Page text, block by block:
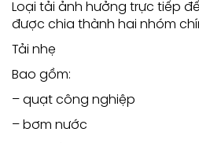
Loại tải ảnh hưởng trực tiếp
được chia thành hai nhóm
Tải nhẹ
Bao gồm:
– quạt công nghiệp
– bơm nước